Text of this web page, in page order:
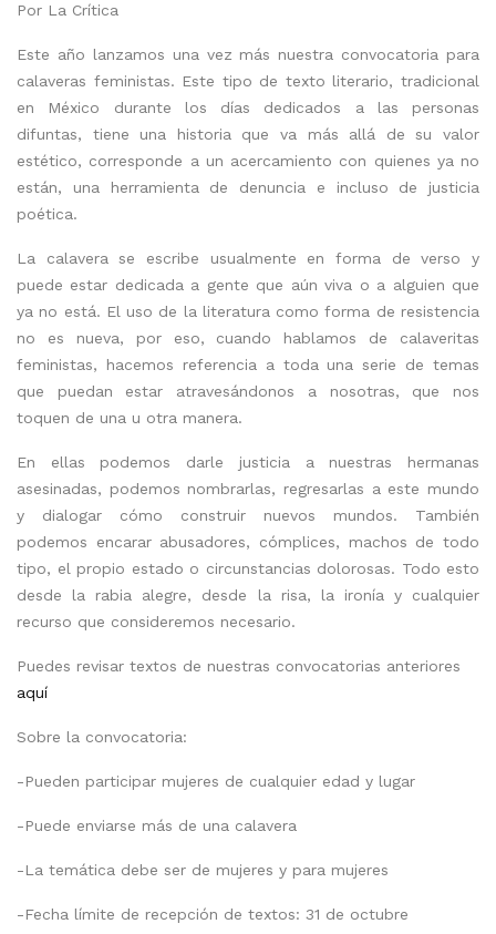
Por La Crítica
Este año lanzamos una vez más nuestra convocatoria para
calaveras feministas. Este tipo de texto literario, tradicional
en México durante los días dedicados a las personas
difuntas, tiene una historia que va más allá de su valor
estético, corresponde a un acercamiento con quienes ya no
están, una herramienta de denuncia e incluso de justicia
poética.
La calavera se escribe usualmente en forma de verso y
puede estar dedicada a gente que aún viva o a alguien que
ya no está. El uso de la literatura como forma de resistencia
no es nueva, por eso, cuando hablamos de calaveritas
feministas, hacemos referencia a toda una serie de temas
que puedan estar atravesándonos a nosotras, que nos
toquen de una u otra manera.
En ellas podemos darle justicia a nuestras hermanas
asesinadas, podemos nombrarlas, regresarlas a este mundo
y dialogar cómo construir nuevos mundos. También
podemos encarar abusadores, cómplices, machos de todo
tipo, el propio estado o circunstancias dolorosas. Todo esto
desde la rabia alegre, desde la risa, la ironía y cualquier
recurso que consideremos necesario.
Puedes revisar textos de nuestras convocatorias anteriores
aquí
Sobre la convocatoria:
-Pueden participar mujeres de cualquier edad y lugar
-Puede enviarse más de una calavera
-La temática debe ser de mujeres y para mujeres
-Fecha límite de recepción de textos: 31 de octubre